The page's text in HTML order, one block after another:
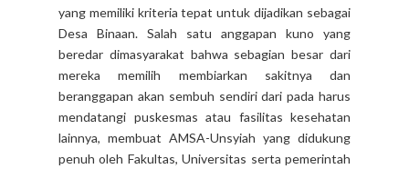
yang memiliki kriteria tepat untuk dijadikan sebagai
Desa Binaan. Salah satu anggapan kuno yang
beredar dimasyarakat bahwa sebagian besar dari
mereka memilih membiarkan sakitnya dan
beranggapan akan sembuh sendiri dari pada harus
mendatangi puskesmas atau fasilitas kesehatan
lainnya, membuat AMSA-Unsyiah yang didukung
penuh oleh Fakultas, Universitas serta pemerintah